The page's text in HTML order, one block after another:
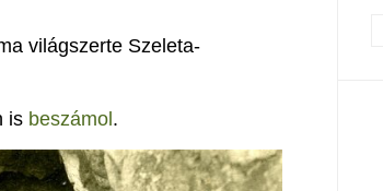
világszerte Szeleta-
is beszámol .